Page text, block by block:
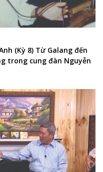
(Kỳ 8) Từ Galang đến
trong cung đàn Nguyễn